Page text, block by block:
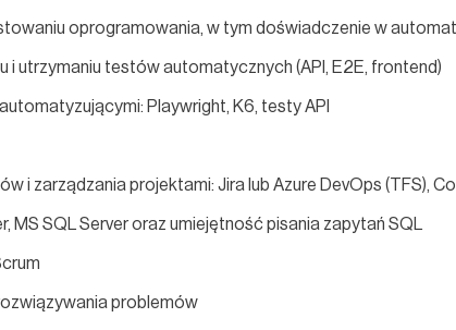
oprogramowania, w tym doświadczenie w
i utrzymaniu testów automatycznych (API, E2E, frontend)
Playwright, K6, testy API
i zarządzania projektami: Jira lub Azure DevOps (TFS),
MS SQL Server oraz umiejętność pisania zapytań SQL
problemów